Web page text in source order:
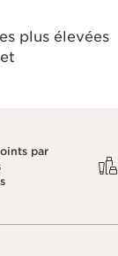
plus élevées
par